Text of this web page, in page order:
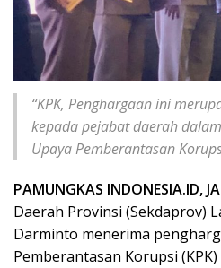
“KPK, Penghargaan ini
kepada pejabat daerah
Upaya Pemberantasan
PAMUNGKAS INDONESIA.ID,
Daerah Provinsi (Sekdaprov)
Darminto menerima
Pemberantasan Korupsi